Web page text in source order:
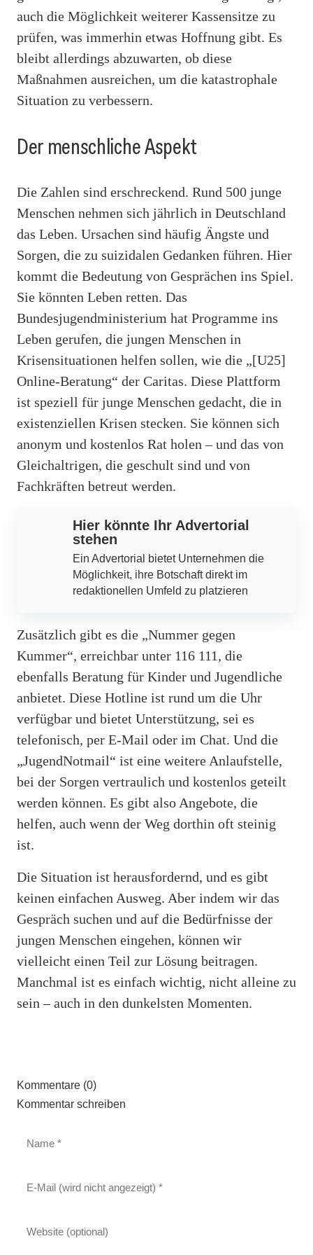
auch die Möglichkeit weiterer Kassensitze zu
prüfen, was immerhin etwas Hoffnung gibt. Es
bleibt allerdings abzuwarten, ob diese
Maßnahmen ausreichen, um die katastrophale
Situation zu verbessern.
Der menschliche Aspekt
Die Zahlen sind erschreckend. Rund 500 junge
Menschen nehmen sich jährlich in Deutschland
das Leben. Ursachen sind häufig Ängste und
Sorgen, die zu suizidalen Gedanken führen. Hier
kommt die Bedeutung von Gesprächen ins Spiel.
Sie könnten Leben retten. Das
Bundesjugendministerium hat Programme ins
Leben gerufen, die jungen Menschen in
Krisensituationen helfen sollen, wie die „[U25]
Online-Beratung“ der Caritas. Diese Plattform
ist speziell für junge Menschen gedacht, die in
existenziellen Krisen stecken. Sie können sich
anonym und kostenlos Rat holen – und das von
Gleichaltrigen, die geschult sind und von
Fachkräften betreut werden.
Hier könnte Ihr Advertorial
stehen
Ein Advertorial bietet Unternehmen die
Möglichkeit, ihre Botschaft direkt im
redaktionellen Umfeld zu platzieren
Zusätzlich gibt es die „Nummer gegen
Kummer“, erreichbar unter 116 111, die
ebenfalls Beratung für Kinder und Jugendliche
anbietet. Diese Hotline ist rund um die Uhr
verfügbar und bietet Unterstützung, sei es
telefonisch, per E-Mail oder im Chat. Und die
„JugendNotmail“ ist eine weitere Anlaufstelle,
bei der Sorgen vertraulich und kostenlos geteilt
werden können. Es gibt also Angebote, die
helfen, auch wenn der Weg dorthin oft steinig
ist.
Die Situation ist herausfordernd, und es gibt
keinen einfachen Ausweg. Aber indem wir das
Gespräch suchen und auf die Bedürfnisse der
jungen Menschen eingehen, können wir
vielleicht einen Teil zur Lösung beitragen.
Manchmal ist es einfach wichtig, nicht alleine zu
sein – auch in den dunkelsten Momenten.
Kommentare (0)
Kommentar schreiben